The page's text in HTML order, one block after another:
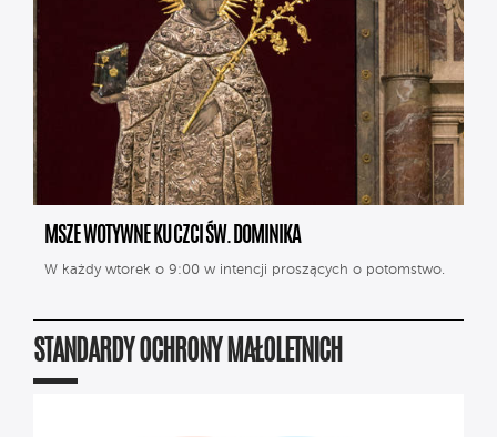
MSZE WOTYWNE KU CZCI ŚW. DOMINIKA
W każdy wtorek o 9:00 w intencji proszących o potomstwo.
STANDARDY OCHRONY MAŁOLETNICH